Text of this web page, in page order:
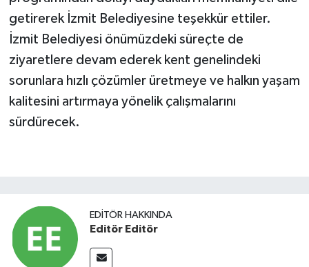
getirerek İzmit Belediyesine teşekkür ettiler.
İzmit Belediyesi önümüzdeki süreçte de
ziyaretlere devam ederek kent genelindeki
sorunlara hızlı çözümler üretmeye ve halkın yaşam
kalitesini artırmaya yönelik çalışmalarını
sürdürecek.
EDITÖR HAKKINDA
Editör Editör